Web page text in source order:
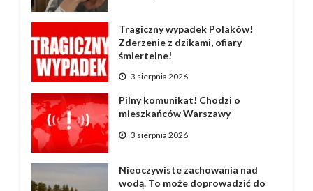
Tragiczny wypadek Polaków!
Zderzenie z dzikami, ofiary
śmiertelne!
3 sierpnia 2026
Pilny komunikat! Chodzi o
mieszkańców Warszawy
3 sierpnia 2026
Nieoczywiste zachowania nad
wodą. To może doprowadzić do